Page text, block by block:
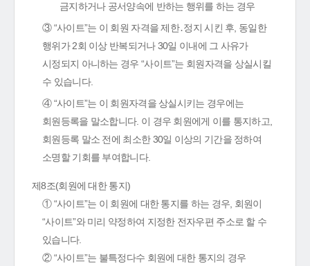
금지하거나 공서양속에 반하는 행위를 하는 경우
③ “사이트”는 이 회원 자격을 제한․정지 시킨 후, 동일한
행위가 2회 이상 반복되거나 30일 이내에 그 사유가
시정되지 아니하는 경우 “사이트”는 회원자격을 상실시킬
수 있습니다.
④ “사이트”는 이 회원자격을 상실시키는 경우에는
회원등록을 말소합니다. 이 경우 회원에게 이를 통지하고,
회원등록 말소 전에 최소한 30일 이상의 기간을 정하여
소명할 기회를 부여합니다.
제8조(회원에 대한 통지)
① “사이트”는 이 회원에 대한 통지를 하는 경우, 회원이
“사이트”와 미리 약정하여 지정한 전자우편 주소로 할 수
있습니다.
② “사이트”는 불특정다수 회원에 대한 통지의 경우